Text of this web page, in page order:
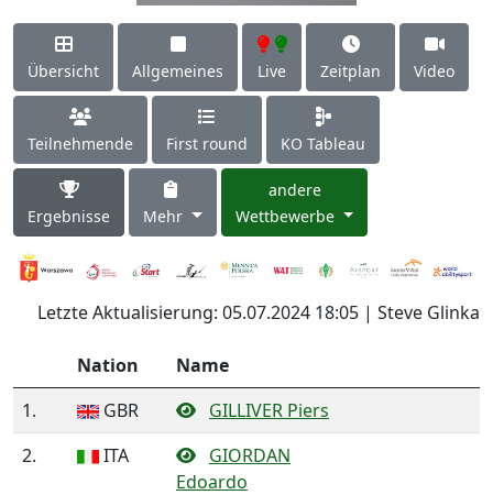
Übersicht Allgemeines Live Zeitplan Video
Teilnehmende First round KO Tableau
Ergebnisse Mehr
andere
Wettbewerbe
Letzte Aktualisierung: 05.07.2024 18:05 | Steve Glinka
Nation
Name
1.
GBR
GILLIVER Piers
2.
ITA
GIORDAN
Edoardo